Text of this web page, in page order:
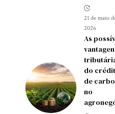
21 de maio
2026
As
do
de
no